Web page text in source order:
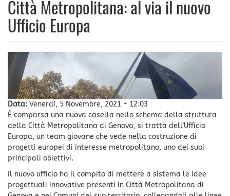
Città Metropolitana: al via il nuovo
Ufficio Europa
Data: Venerdì, 5 Novembre, 2021 - 12:03
È comparsa una nuova casella nello schema della struttura
della Città Metropolitana di Genova, si tratta dell’Ufficio
Europa, un team giovane che vede nella costruzione di
progetti europei di interesse metropolitano, uno dei suoi
principali obiettivi.
Il nuovo ufficio ha il compito di mettere a sistema le idee
progettuali innovative presenti in Città Metropolitana di